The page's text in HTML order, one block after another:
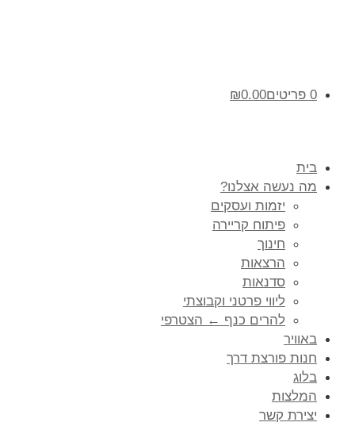
0 פריטים ₪0.00
בית
מה נעשה אצלנו?
יזמות ועסקים
פיתוח קריירה
חינוך
הרצאות
סדנאות
ליווי פרטני וקבוצתי
להרים כנף ← הצטרפי
באוויר
חנות פורצת דרך
בלוג
המלצות
יצירת קשר